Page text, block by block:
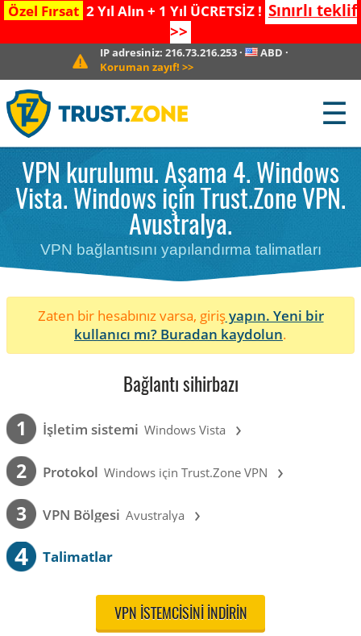
Özel Fırsat 2 Yıl Alın + 1 Yıl ÜCRETSİZ ! Sınırlı teklif
>>
IP adresiniz:216.73.216.253 · ABD ·
Koruman zayıf! >>
☰
VPN kurulumu. Aşama 4. Windows
Vista. Windows için Trust.Zone VPN.
Avustralya.
VPN bağlantısını yapılandırma talimatları
Zaten bir hesabınız varsa, girişyapın. Yeni bir
kullanıcı mı? Buradan kaydolun.
Bağlantı sihirbazı
1 İşletim sistemi Windows Vista ›
2 Protokol Windows için Trust.Zone VPN ›
3 VPN Bölgesi Avustralya ›
4 Talimatlar
VPN ISTEMCISINI INDIRIN